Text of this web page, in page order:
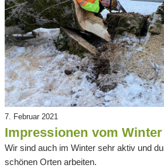
7. Februar 2021
Impressionen vom Winter
Wir sind auch im Winter sehr aktiv und
schönen Orten arbeiten.